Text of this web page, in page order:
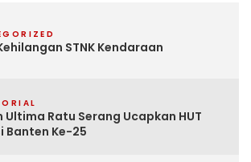
Kehilangan STNK Kendaraan
Ultima Ratu Serang Ucapkan HUT
Banten Ke-25